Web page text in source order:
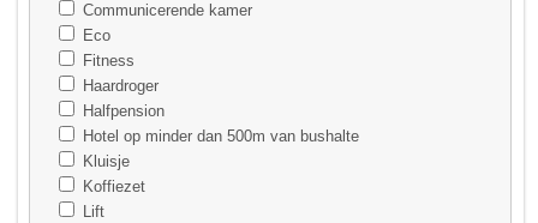
Communicerende kamer
Eco
Fitness
Haardroger
Halfpension
Hotel op minder dan 500m van bushalte
Kluisje
Koffiezet
Lift